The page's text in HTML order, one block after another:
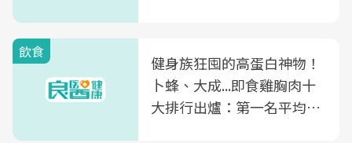
飲食
健身族狂囤的高蛋白神物！
卜蜂、大成...即食雞胸肉十
大排行出爐：第一名平均一